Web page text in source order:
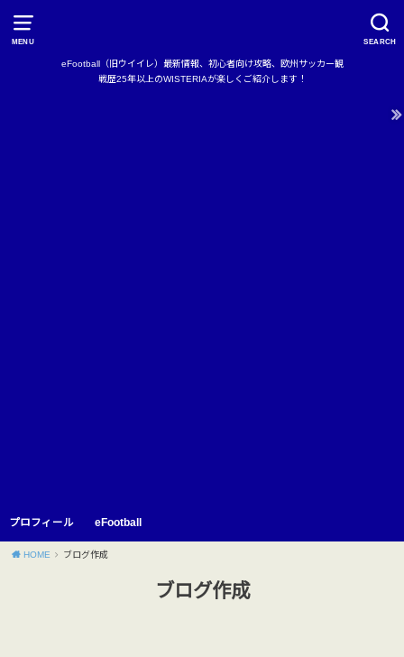
MENU SEARCH
eFootball（旧ウイイレ）最新情報、初心者向け攻略、欧州サッカー観
戦歴25年以上のWISTERIAが楽しくご紹介します！
プロフィール eFootball
HOME ブログ作成
ブログ作成